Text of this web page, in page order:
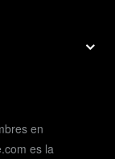
en
es la